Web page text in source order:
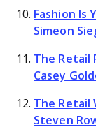
Fashion Is
Simeon
The Retail
Casey
The Retail
Steven